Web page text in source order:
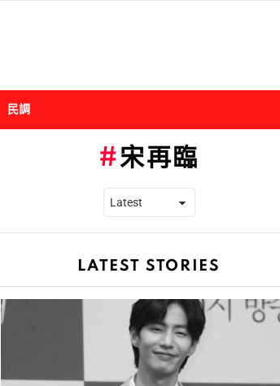
民調
宋再臨
LATEST STORIES